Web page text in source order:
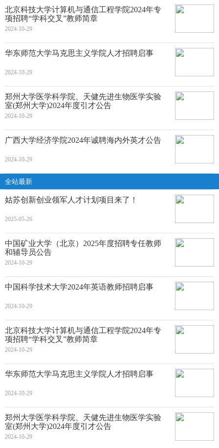
北京科技大学计算机与通信工程学院2024年专
项招聘“学科交叉”教师简章
2024-10-29
华东师范大学马克思主义学院人才招聘启事
2024-10-29
郑州大学医学科学院、天健先进生物医学实验
室(郑州大学)2024年度引才公告
2024-10-29
广西大学经济学院2024年诚聘海内外英才公告
2024-10-29
全站最新
姑苏创新创业领军人才计划项目来了！
2025-05-26
中国矿业大学（北京）2025年度招聘专任教师
和辅导员公告
2024-10-29
中国科学技术大学2024年英语教师招聘启事
2024-10-29
北京科技大学计算机与通信工程学院2024年专
项招聘“学科交叉”教师简章
2024-10-29
华东师范大学马克思主义学院人才招聘启事
2024-10-29
郑州大学医学科学院、天健先进生物医学实验
室(郑州大学)2024年度引才公告
2024-10-29